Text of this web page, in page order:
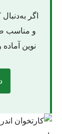
اگر
و مناسب
نوین